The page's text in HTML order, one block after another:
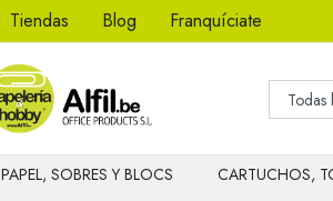
Tiendas Blog Franquíciate
PAPEL, SOBRES Y BLOCS CARTUCHOS,